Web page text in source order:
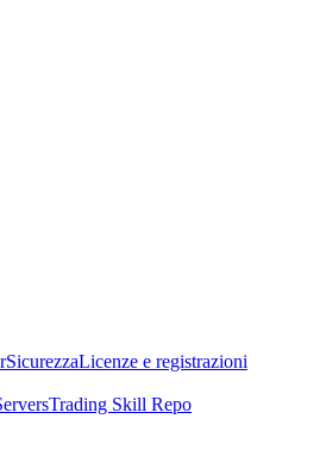
SicurezzaLicenze e registrazioni
Trading Skill Repo